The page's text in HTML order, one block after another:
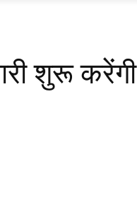
शुरू करेंगी